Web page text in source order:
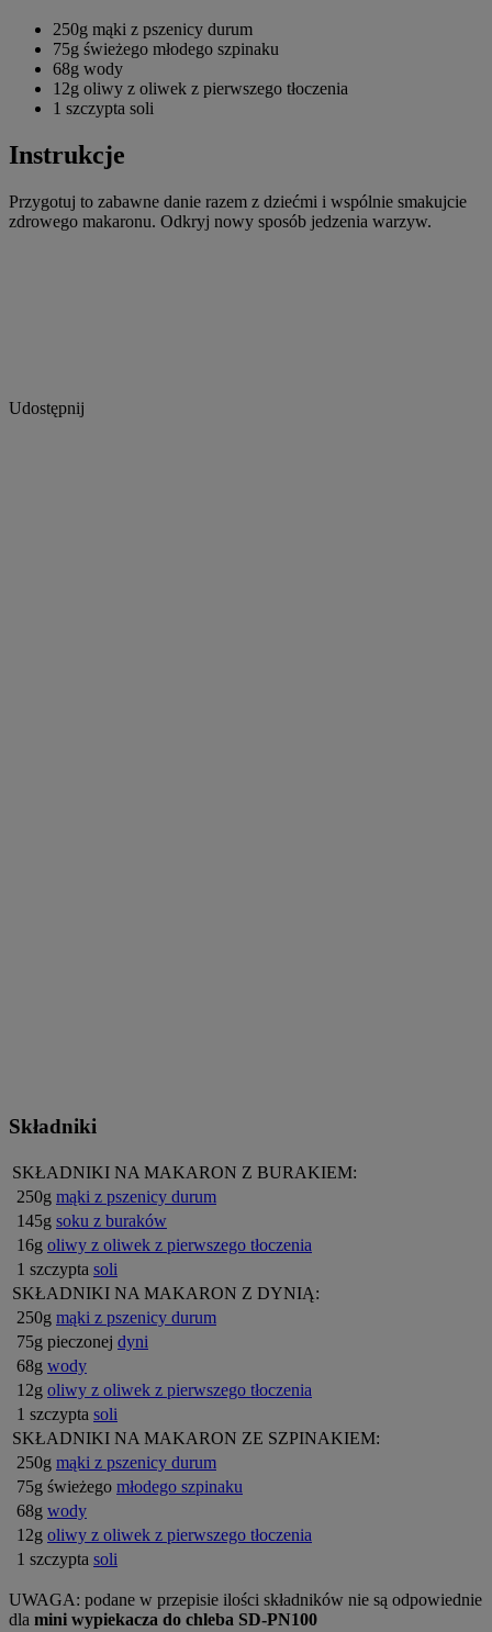
250g mąki z pszenicy durum
75g świeżego młodego szpinaku
68g wody
12g oliwy z oliwek z pierwszego tłoczenia
1 szczypta soli
Instrukcje
Przygotuj to zabawne danie razem z dziećmi i wspólnie smakujcie
zdrowego makaronu. Odkryj nowy sposób jedzenia warzyw.
Udostępnij
Składniki
SKŁADNIKI NA MAKARON Z BURAKIEM:
250g mąki z pszenicy durum
145g soku z buraków
16g oliwy z oliwek z pierwszego tłoczenia
1 szczypta soli
SKŁADNIKI NA MAKARON Z DYNIĄ:
250g mąki z pszenicy durum
75g pieczonej dyni
68g wody
12g oliwy z oliwek z pierwszego tłoczenia
1 szczypta soli
SKŁADNIKI NA MAKARON ZE SZPINAKIEM:
250g mąki z pszenicy durum
75g świeżego młodego szpinaku
68g wody
12g oliwy z oliwek z pierwszego tłoczenia
1 szczypta soli
UWAGA: podane w przepisie ilości składników nie są odpowiednie
dla mini wypiekacza do chleba SD-PN100